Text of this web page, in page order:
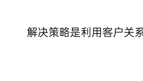
解决策略是利用客户关